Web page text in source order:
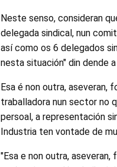
Neste senso, consideran
delegada sindical, nun
así como os 6 delegados
nesta situación" din dende
Esa é non outra, aseveran,
traballadora nun sector no
persoal, a representación
Industria ten vontade de
"Esa e non outra, aseveran,